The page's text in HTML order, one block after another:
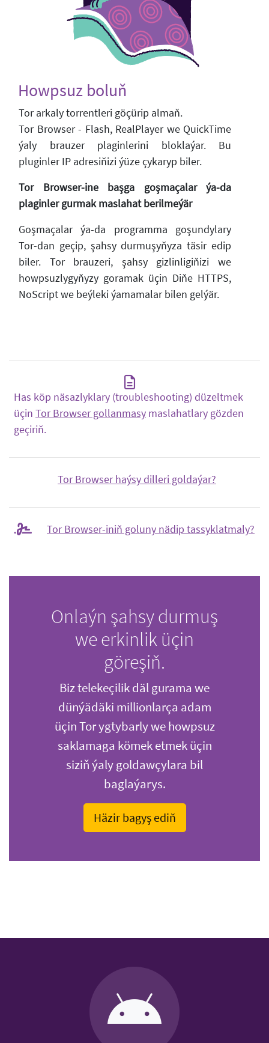
Howpsuz boluň
Tor arkaly torrentleri göçürip almaň.
Tor Browser - Flash, RealPlayer we QuickTime
ýaly brauzer plaginlerini bloklaýar. Bu
pluginler IP adresiňizi ýüze çykaryp biler.
Tor Browser-ine başga goşmaçalar ýa-da
plaginler gurmak maslahat berilmeýär
Goşmaçalar ýa-da programma goşundylary
Tor-dan geçip, şahsy durmuşyňyza täsir edip
biler. Tor brauzeri, şahsy gizlinligiňizi we
howpsuzlygyňyzy goramak üçin Diňe HTTPS,
NoScript we beýleki ýamamalar bilen gelýär.
Has köp näsazlyklary (troubleshooting) düzeltmek
üçin Tor Browser gollanmasy maslahatlary gözden
geçiriň.
Tor Browser haýsy dilleri goldaýar?
Tor Browser-iniň goluny nädip tassyklatmaly?
Onlaýn şahsy durmuş
we erkinlik üçin
göreşiň.
Biz telekeçilik däl gurama we
dünýädäki millionlarça adam
üçin Tor ygtybarly we howpsuz
saklamaga kömek etmek üçin
siziň ýaly goldawçylara bil
baglaýarys.
Häzir bagyş ediň